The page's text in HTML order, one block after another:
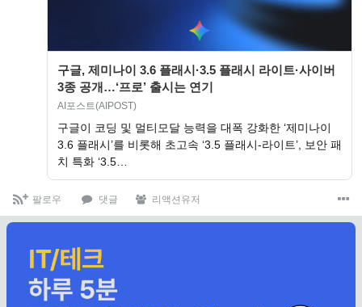
구글, 제미나이 3.6 플래시·3.5 플래시 라이트·사이버
3종 공개…‘프로’ 출시는 연기
AI포스트(AIPOST)
구글이 코딩 및 멀티모달 능력을 대폭 강화한 ‘제미나이
3.6 플래시’를 비롯해 초고속 ‘3.5 플래시-라이트’, 보안 패
치 특화 ‘3.5…
팔로우 댓글 리액션유저